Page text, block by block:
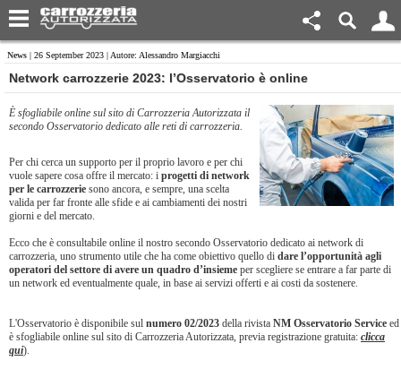
News | 26 September 2023 | Autore: Alessandro Margiacchi
Network carrozzerie 2023: l’Osservatorio è online
È sfogliabile online sul sito di Carrozzeria Autorizzata il
secondo Osservatorio dedicato alle reti di carrozzeria.
Per chi cerca un supporto per il proprio lavoro e per chi
vuole sapere cosa offre il mercato: i progetti di network
per le carrozzerie sono ancora, e sempre, una scelta
valida per far fronte alle sfide e ai cambiamenti dei nostri
giorni e del mercato.
Ecco che è consultabile online il nostro secondo Osservatorio dedicato ai network di
carrozzeria, uno strumento utile che ha come obiettivo quello di dare l’opportunità agli
operatori del settore di avere un quadro d’insieme per scegliere se entrare a far parte di
un network ed eventualmente quale, in base ai servizi offerti e ai costi da sostenere.
L'Osservatorio è disponibile sul numero 02/2023 della rivista NM Osservatorio Service ed
è sfogliabile online sul sito di Carrozzeria Autorizzata, previa registrazione gratuita: clicca
qui).